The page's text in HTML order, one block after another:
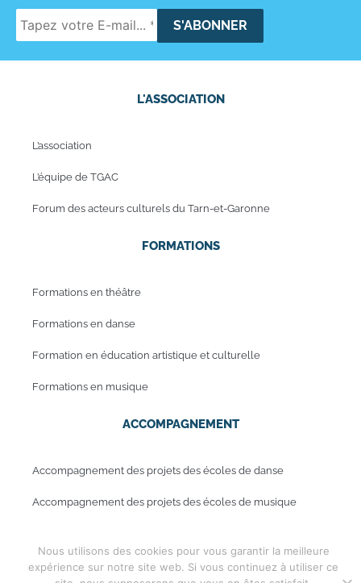
L'ASSOCIATION
L’association
L’équipe de TGAC
Forum des acteurs culturels du Tarn-et-Garonne
FORMATIONS
Formations en théâtre
Formations en danse
Formation en éducation artistique et culturelle
Formations en musique
ACCOMPAGNEMENT
Accompagnement des projets des écoles de danse
Accompagnement des projets des écoles de musique
Mentions légales
Copyright © 2019 - Periwinkle
Nous utilisons des cookies pour vous garantir la meilleure
expérience sur notre site web. Si vous continuez à utiliser ce